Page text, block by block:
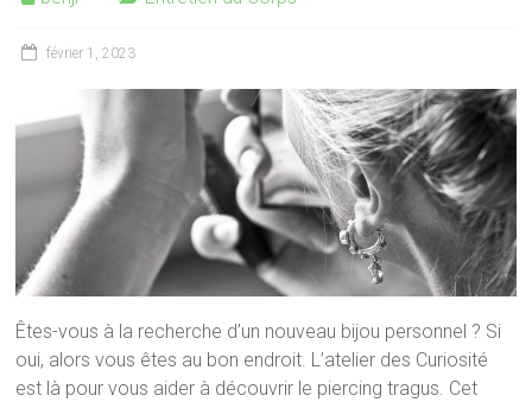
février 1, 2023
Êtes-vous à la recherche d’un nouveau bijou personnel ? Si
oui, alors vous êtes au bon endroit. L’atelier des Curiosité
est là pour vous aider à découvrir le piercing tragus. Cet